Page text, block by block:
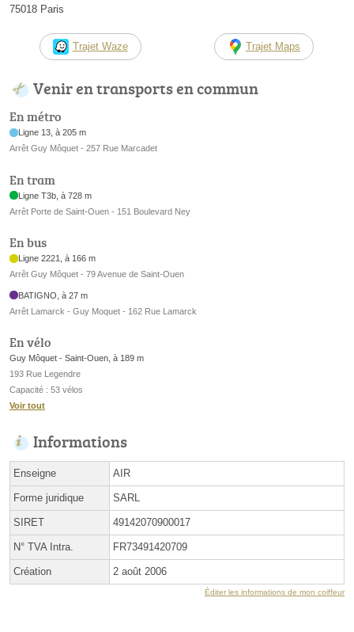
75018 Paris
Trajet Waze Trajet Maps
Venir en transports en commun
En métro
Ligne 13, à 205 m
Arrêt Guy Môquet - 257 Rue Marcadet
En tram
Ligne T3b, à 728 m
Arrêt Porte de Saint-Ouen - 151 Boulevard Ney
En bus
Ligne 2221, à 166 m
Arrêt Guy Môquet - 79 Avenue de Saint-Ouen
BATIGNO, à 27 m
Arrêt Lamarck - Guy Moquet - 162 Rue Lamarck
En vélo
Guy Môquet - Saint-Ouen, à 189 m
193 Rue Legendre
Capacité : 53 vélos
Voir tout
Informations
Enseigne AIR
Forme juridique SARL
SIRET 49142070900017
N° TVA Intra. FR73491420709
Création 2 août 2006
Éditer les informations de mon coiffeur